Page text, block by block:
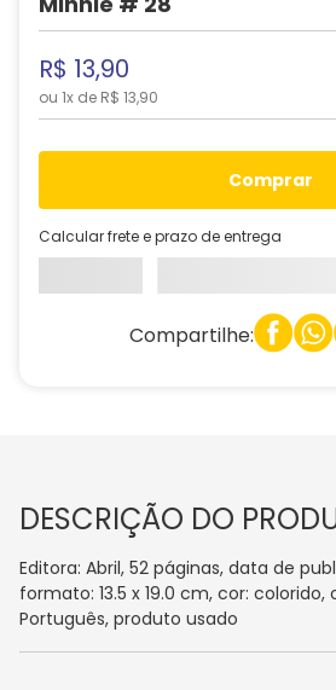
R$ 13,90
ou 1x de R$ 13,90
comprar
Calcular frete e prazo de entrega
Compartilhe:
DESCRIÇÃO DO
Editora: Abril, 52 páginas, data de
formato: 13.5 x 19.0 cm, cor: colorido,
Português, produto usado